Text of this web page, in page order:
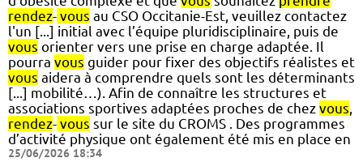
rendez- vous au CSO Occitanie-Est, veuillez contactez
l'un [...] initial avec l’équipe pluridisciplinaire, puis de
vous orienter vers une prise en charge adaptée. Il
pourra vous guider pour fixer des objectifs réalistes et
vous aidera à comprendre quels sont les déterminants
[...] mobilité…). Afin de connaître les structures et
associations sportives adaptées proches de chez vous,
rendez- vous sur le site du CROMS . Des programmes
d’activité physique ont également été mis en place en
25/06/2026 18:34